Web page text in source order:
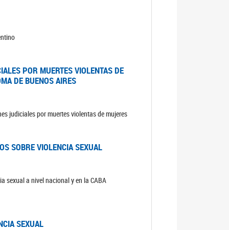
POR MUERTES VIOLENTAS DE
DE BUENOS AIRES
judiciales por muertes violentas de mujeres
SOBRE VIOLENCIA SEXUAL
sexual a nivel nacional y en la CABA
SEXUAL